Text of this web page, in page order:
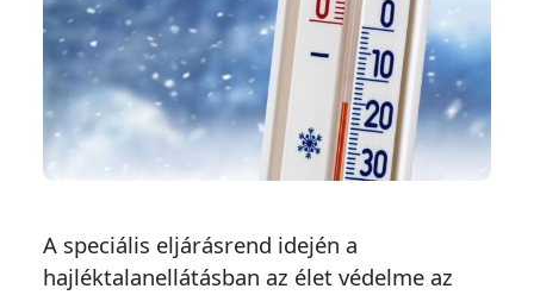
A speciális eljárásrend idején a
hajléktalanellátásban az élet védelme az